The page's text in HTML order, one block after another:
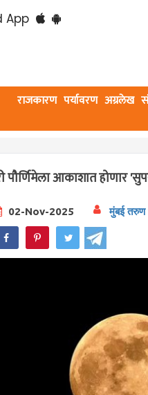
App
राजकारण पर्यावरण अग्रलेख
पौर्णिमेला आकाशात होणार
02-Nov-2025 मुंबई तरुण